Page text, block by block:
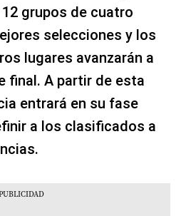
grupos de cuatro
selecciones y los
lugares avanzarán a
final. A partir de esta
entrará en su fase
a los clasificados a